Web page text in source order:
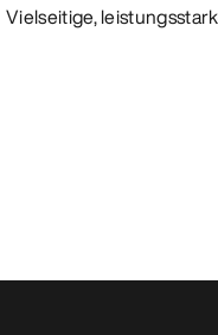
Vielseitige,